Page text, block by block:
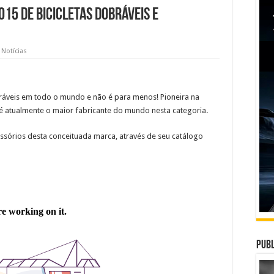
de bicicletas dobráveis e
Notícias
em todo o mundo e não é para menos! Pioneira na
atualmente o maior fabricante do mundo nesta categoria.
desta conceituada marca, através de seu catálogo